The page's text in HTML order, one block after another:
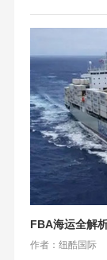
FBA海运全解
作者：纽酷国际